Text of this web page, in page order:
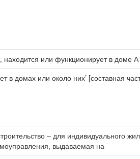
находится или функционирует в доме
в домах или около них’ [составная
– для индивидуального
выдаваемая на